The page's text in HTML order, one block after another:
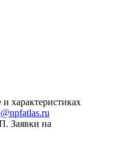
характеристиках
Заявки на